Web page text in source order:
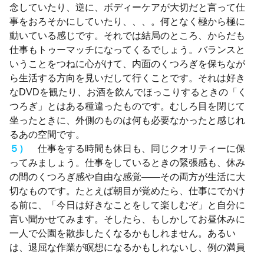
念していたり、逆に、ボディーケアが大切だと言って仕
事をおろそかにしていたり、、、。何となく極から極に
動いている感じです。それでは結局のところ、からだも
仕事もトゥーマッチになってくるでしょう。バランスと
いうことをつねに心がけて、内面のくつろぎを保ちなが
ら生活する方向を見いだして行くことです。それは好き
なDVDを観たり、お酒を飲んでほっこりするときの「く
つろぎ」とはある種違ったものです。むしろ目を閉じて
坐ったときに、外側のものは何も必要なかったと感じれ
るあの空間です。
５）
仕事をする時間も休日も、同じクオリティーに保
ってみましょう。仕事をしているときの緊張感も、休み
の間のくつろぎ感や自由な感覚——その両方が生活に大
切なものです。たとえば朝目が覚めたら、仕事にでかけ
る前に、「今日は好きなことをして楽しむぞ」と自分に
言い聞かせてみます。そしたら、もしかしてお昼休みに
一人で公園を散歩したくなるかもしれません。あるい
は、退屈な作業が瞑想になるかもしれないし、例の満員